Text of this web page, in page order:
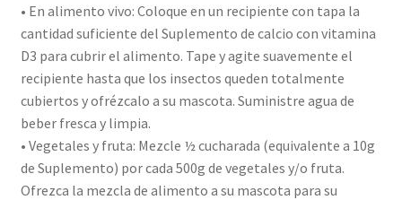
• En alimento vivo: Coloque en un recipiente con tapa la
cantidad suficiente del Suplemento de calcio con vitamina
D3 para cubrir el alimento. Tape y agite suavemente el
recipiente hasta que los insectos queden totalmente
cubiertos y ofrézcalo a su mascota. Suministre agua de
beber fresca y limpia.
• Vegetales y fruta: Mezcle ½ cucharada (equivalente a 10g
de Suplemento) por cada 500g de vegetales y/o fruta.
Ofrezca la mezcla de alimento a su mascota para su